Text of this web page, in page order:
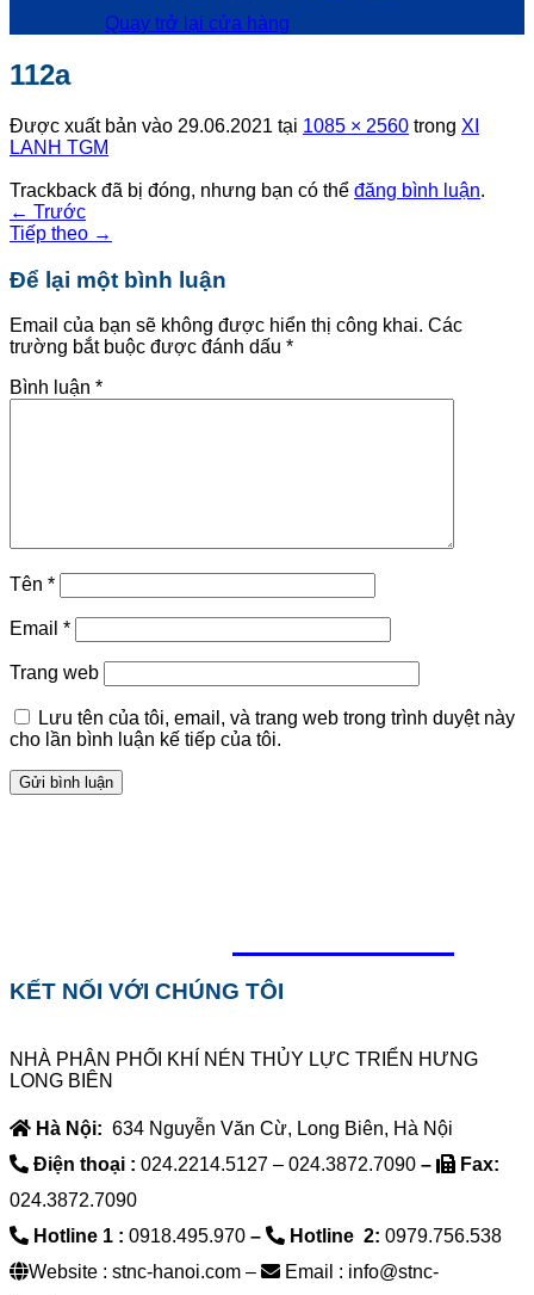
Quay trở lại cửa hàng
112a
Được xuất bản vào 29.06.2021 tại 1085 × 2560 trong XI
LANH TGM
Trackback đã bị đóng, nhưng bạn có thể đăng bình luận.
← Trước
Tiếp theo →
Để lại một bình luận
Email của bạn sẽ không được hiển thị công khai. Các
trường bắt buộc được đánh dấu *
Bình luận *
Tên *
Email *
Trang web
Lưu tên của tôi, email, và trang web trong trình duyệt này
cho lần bình luận kế tiếp của tôi.
KẾT NỐI VỚI CHÚNG TÔI
NHÀ PHÂN PHỐI KHÍ NÉN THỦY LỰC TRIỂN HƯNG
LONG BIÊN
Hà Nội: 634 Nguyễn Văn Cừ, Long Biên, Hà Nội
Điện thoại : 024.2214.5127 – 024.3872.7090 –
Fax:
024.3872.7090
Hotline 1 : 0918.495.970 – Hotline 2: 0979.756.538
Website : stnc-hanoi.com –
Email : info@stnc-